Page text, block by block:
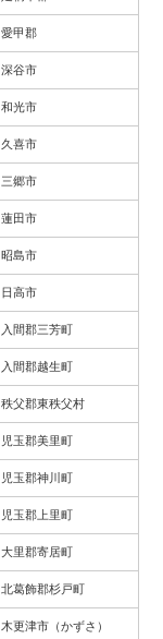
愛甲郡
深谷市
和光市
久喜市
三郷市
蓮田市
昭島市
日高市
入間郡三芳町
入間郡越生町
秩父郡東秩父村
児玉郡美里町
児玉郡神川町
児玉郡上里町
大里郡寄居町
北葛飾郡杉戸町
木更津市（かずさ）